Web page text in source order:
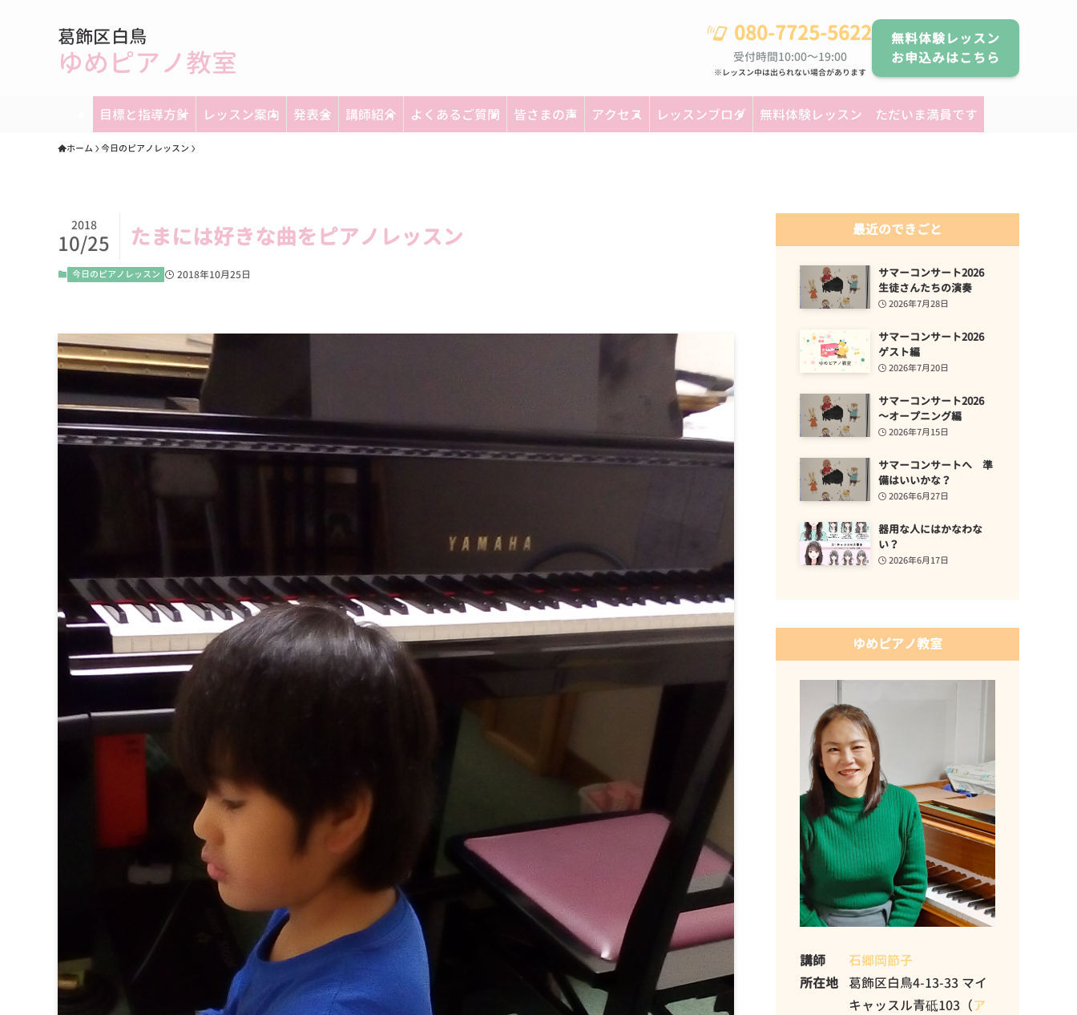
葛飾区白鳥
ゆめピアノ教室
080-7725-5622
受付時間10:00～19:00
※レッスン中は出られない場合があります
無料体験レッスン
お申込みはこちら
目標と指導方針 レッスン案内 発表会 講師紹介 よくあるご質問 皆さまの声 アクセス レッスンブログ 無料体験レッスン ただいま満員です
ホーム 今日のピアノレッスン
たまには好きな曲をピアノレッスン
2018
10/25
今日のピアノレッスン 2018年10月25日
最近のできごと
サマーコンサート2026
生徒さんたちの演奏
2026年7月28日
サマーコンサート2026
ゲスト編
2026年7月20日
サマーコンサート2026
～オープニング編
2026年7月15日
サマーコンサートへ 準
備はいいかな？
2026年6月27日
器用な人にはかなわな
い？
2026年6月17日
ゆめピアノ教室
講師
石郷岡節子
所在地
葛飾区白鳥4-13-33 マイ
キャッスル青砥103（ア